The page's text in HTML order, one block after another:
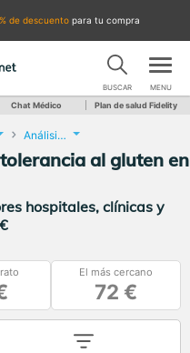
de descuento para tu compra
BUSCAR MENU
Chat Médico Plan de salud Fidelity
Análisis de celiaquía e intolerancia al gluten
al gluten en
hospitales, clínicas y
El más cercano
72 €